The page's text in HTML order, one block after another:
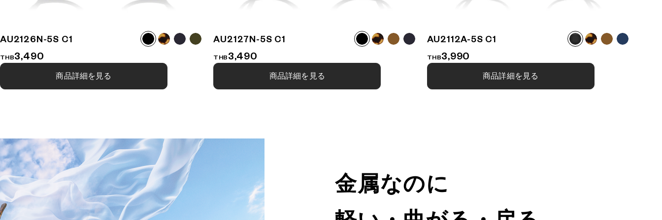
AU2126N-5S C1
THB3,490
商品詳細を見る
AU2127N-5S C1
THB3,490
商品詳細を見る
AU2112A-5S C1
THB3,990
商品詳細を見る
金属なのに